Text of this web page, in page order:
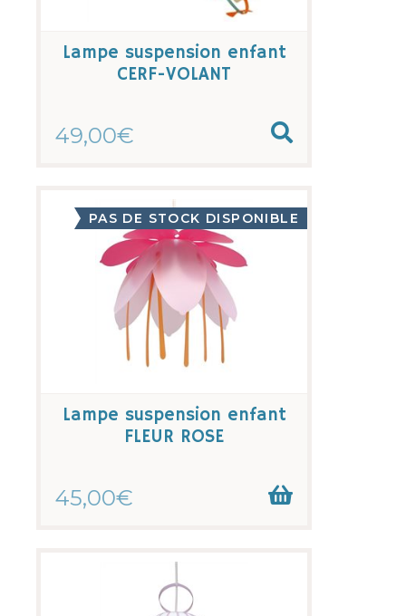
Lampe suspension enfant
CERF-VOLANT
49,00€
Lampe suspension enfant
FLEUR ROSE
45,00€
PAS DE STOCK DISPONIBLE